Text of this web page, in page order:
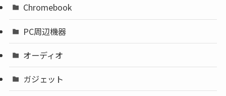
Chromebook
PC周辺機器
オーディオ
ガジェット